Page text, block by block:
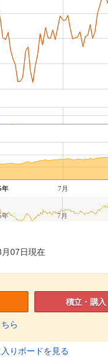
年 7月
年 7月
07日現在
ら
積立・購入
入りボードを見る